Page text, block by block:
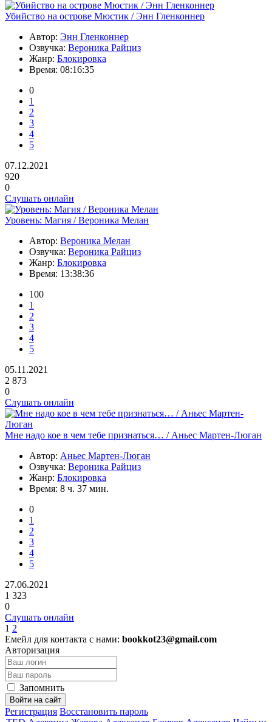
Убийство на острове Мюстик / Энн Гленконнер
Автор: Энн Гленконнер
Озвучка: Вероника Райциз
Жанр: Блокировка
Время: 08:16:35
0
1
2
3
4
5
07.12.2021
920
0
Слушать онлайн
Уровень: Магия / Вероника Мелан
Автор: Вероника Мелан
Озвучка: Вероника Райциз
Жанр: Блокировка
Время: 13:38:36
100
1
2
3
4
5
05.11.2021
2 873
0
Слушать онлайн
Мне надо кое в чем тебе признаться… / Аньес Мартен-Люган
Автор: Аньес Мартен-Люган
Озвучка: Вероника Райциз
Жанр: Блокировка
Время: 8 ч. 37 мин.
0
1
2
3
4
5
27.06.2021
1 323
0
Слушать онлайн
1 2
Емейл для контакта с нами: bookkot23@gmail.com
Авторизация
Запомнить
Войти на сайт
Регистрация Восстановить пароль